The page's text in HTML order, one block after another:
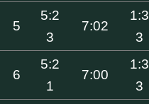
5
5:2
3
7:02
1:3
3
6
5:2
1
7:00
1:3
3